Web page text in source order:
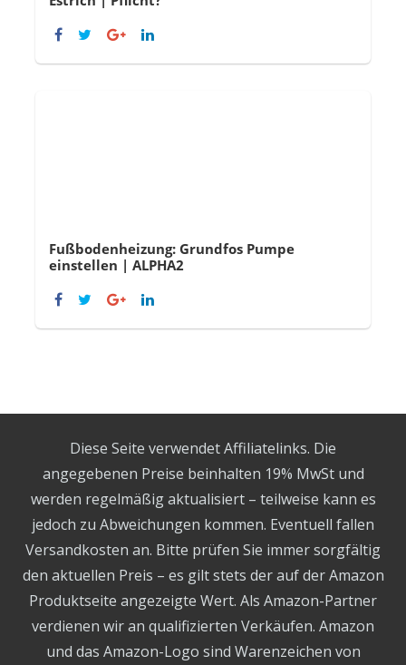
Fußbodenheizung: Grundfos Pumpe
einstellen | ALPHA2
Diese Seite verwendet Affiliatelinks. Die
angegebenen Preise beinhalten 19% MwSt und
werden regelmäßig aktualisiert – teilweise kann es
jedoch zu Abweichungen kommen. Eventuell fallen
Versandkosten an. Bitte prüfen Sie immer sorgfältig
den aktuellen Preis – es gilt stets der auf der Amazon
Produktseite angezeigte Wert. Als Amazon-Partner
verdienen wir an qualifizierten Verkäufen. Amazon
und das Amazon-Logo sind Warenzeichen von